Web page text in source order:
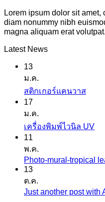
Lorem ipsum dolor sit
diam nonummy nibh
magna aliquam erat volutpat.
Latest News
13
ม.ค.
สติกเกอร์แคนวาสไม่มี
บน
นวาส
17
ม.ค.
เครื่องพิมพ์ไวนิล UVไม่มี
บน
ไว
11
พ.ค.
Photo-mural-tropical
13
ต.ค.
Just another post with